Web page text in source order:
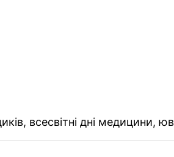
всесвітні дні медицини,